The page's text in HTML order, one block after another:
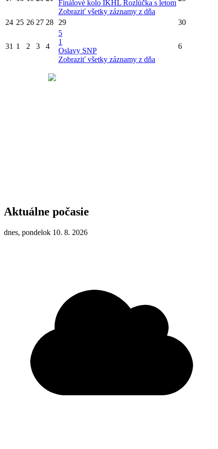
Finálové kolo IKHL Rozlúčka s letom
Zobraziť všetky záznamy z dňa
24 25 26 27 28 29 30
31 1 2 3 4
5
1
Oslavy SNP
Zobraziť všetky záznamy z dňa
6
Aktuálne počasie
dnes, pondelok 10. 8. 2026